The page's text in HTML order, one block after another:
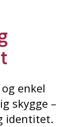
enkel
skygge –
identitet.